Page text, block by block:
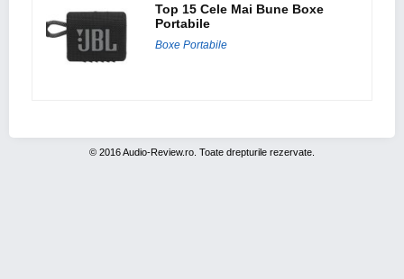
Top 15 Cele Mai Bune Boxe
Portabile
Boxe Portabile
© 2016 Audio-Review.ro. Toate drepturile rezervate.